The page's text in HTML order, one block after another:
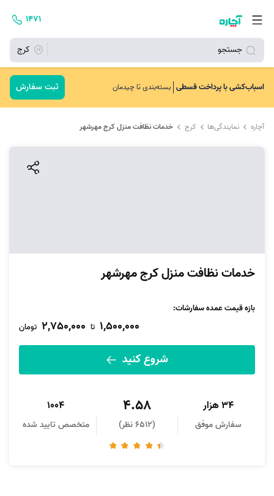
جستجو کرج
۱۴۷۱
اسباب‌کشی با پرداخت قسطی بسته‌بندی تا چیدمان ثبت سفارش
آچاره نمایندگی‌ها کرج خدمات نظافت منزل کرج مهرشهر
خدمات نظافت منزل کرج مهرشهر
بازه قیمت عمده سفارشات:
1,500,000 تا 2,750,000 تومان
شروع کنید
34 هزار
سفارش موفق
4.58
(6512 نظر)
1004
متخصص تایید شده